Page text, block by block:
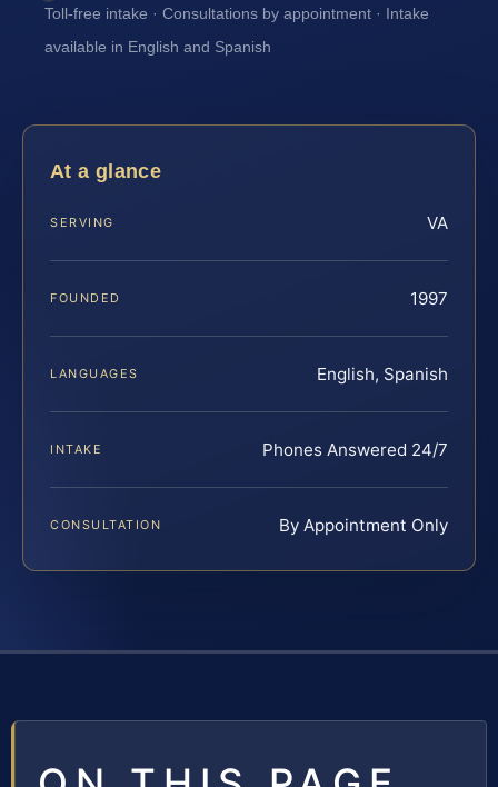
Toll-free intake · Consultations by appointment · Intake
available in English and Spanish
At a glance
SERVING VA
FOUNDED 1997
LANGUAGES English, Spanish
INTAKE Phones Answered 24/7
CONSULTATION By Appointment Only